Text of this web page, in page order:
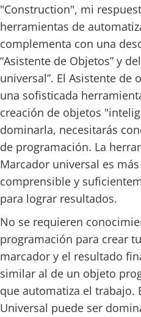
"Construction", mi
herramientas de
complementa con una
“Asistente de Objetos” y
universal”. El Asistente de
una sofisticada
creación de objetos
dominarla, necesitarás
de programación. La
Marcador universal es más
comprensible y
para lograr resultados.
No se requieren
programación para crear
marcador y el resultado
similar al de un objeto
que automatiza el trabajo.
Universal puede ser